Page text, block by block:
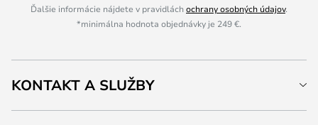
Ďalšie informácie nájdete v pravidláchochrany osobných údajov.
*minimálna hodnota objednávky je 249 €.
KONTAKT A SLUŽBY